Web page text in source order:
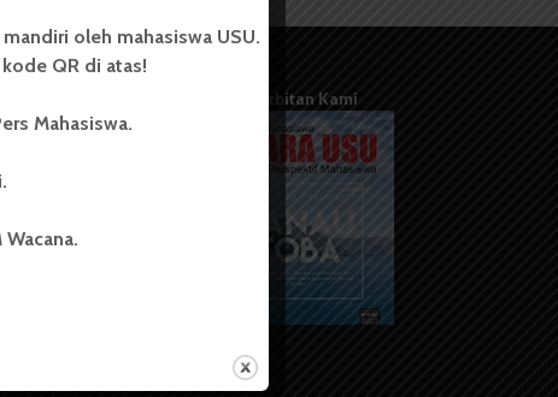
Terbitan Kami
oleh mahasiswa USU.
kode QR di atas!
Mahasiswa.